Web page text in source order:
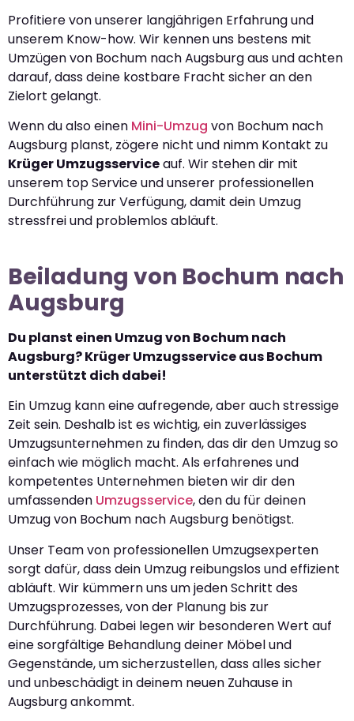
Profitiere von unserer langjährigen Erfahrung und
unserem Know-how. Wir kennen uns bestens mit
Umzügen von Bochum nach Augsburg aus und achten
darauf, dass deine kostbare Fracht sicher an den
Zielort gelangt.
Wenn du also einen Mini-Umzug von Bochum nach
Augsburg planst, zögere nicht und nimm Kontakt zu
Krüger Umzugsserviceauf. Wir stehen dir mit
unserem top Service und unserer professionellen
Durchführung zur Verfügung, damit dein Umzug
stressfrei und problemlos abläuft.
Beiladung von Bochum nach
Augsburg
Du planst einen Umzug von Bochum nach
Augsburg? Krüger Umzugsservice aus Bochum
unterstützt dich dabei!
Ein Umzug kann eine aufregende, aber auch stressige
Zeit sein. Deshalb ist es wichtig, ein zuverlässiges
Umzugsunternehmen zu finden, das dir den Umzug so
einfach wie möglich macht. Als erfahrenes und
kompetentes Unternehmen bieten wir dir den
umfassenden Umzugsservice, den du für deinen
Umzug von Bochum nach Augsburg benötigst.
Unser Team von professionellen Umzugsexperten
sorgt dafür, dass dein Umzug reibungslos und effizient
abläuft. Wir kümmern uns um jeden Schritt des
Umzugsprozesses, von der Planung bis zur
Durchführung. Dabei legen wir besonderen Wert auf
eine sorgfältige Behandlung deiner Möbel und
Gegenstände, um sicherzustellen, dass alles sicher
und unbeschädigt in deinem neuen Zuhause in
Augsburg ankommt.